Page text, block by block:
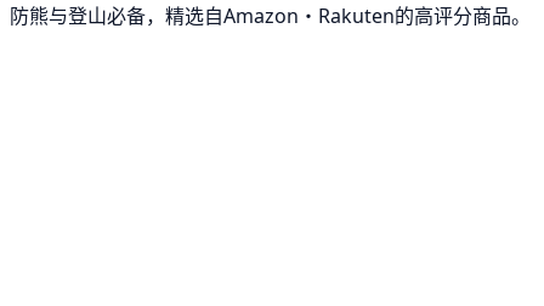
防熊与登山必备，精选自Amazon・Rakuten的高评分商品。